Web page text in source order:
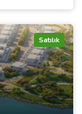
Satılık